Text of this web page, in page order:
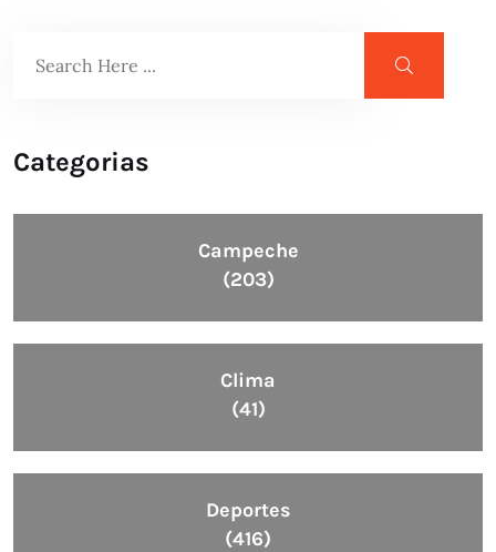
Categorias
Campeche
(203)
Clima
(41)
Deportes
(416)